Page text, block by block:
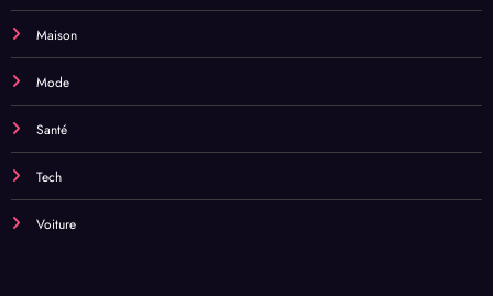
Maison
Mode
Santé
Tech
Voiture